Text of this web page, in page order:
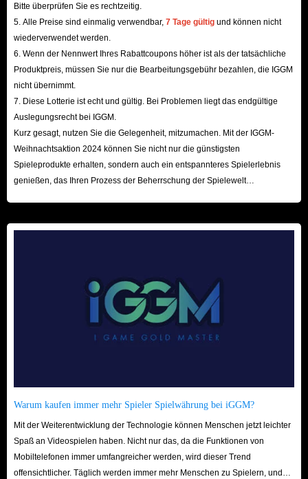
als besten Shop entscheiden. Könnten die hochwertigen Handelsdienste hier
also ein weiterer Grund für Sie sein? Hier wird Ihre Transaktionssicherheit
durch mehr als zehn sichere Zahlungsmethoden und autoritative
werden nicht weitergegeben.
Darüber hinaus bietet IGGM.com einen umfangreichen 24-Stunden-
Kundendienst, der alle Ihre Probleme löst. Da unser Kundendienst
professionell geschult ist, werden Ihre Bedürfnisse und Unklarheiten immer
von Anfang bis Ende reibungslos und angenehm ist.
sich für Arena Breakout Top Up entscheiden, und ist bestrebt, den
Erkundungsprozess jedes Arena Breakout-Spielers zu beschleunigen.
Zögern Sie also nicht, wir freuen uns auf Ihren Besuch hier!
Wählen Sie den Server (PC/IOS/Android-Plattformen) aus, auf dem Ihr
der benötigten Bonds aus. Wenn Sie mehrere Optionen benötigen,
Bitte überprüfen Sie es rechtzeitig.
5. Alle Preise sind einmalig verwendbar, 7 Tage gültig und können nicht
wiederverwendet werden.
6. Wenn der Nennwert Ihres Rabattcoupons höher ist als der tatsächliche
Produktpreis, müssen Sie nur die Bearbeitungsgebühr bezahlen, die IGGM
nicht übernimmt.
7. Diese Lotterie ist echt und gültig. Bei Problemen liegt das endgültige
Auslegungsrecht bei IGGM.
Kurz gesagt, nutzen Sie die Gelegenheit, mitzumachen. Mit der IGGM-
Weihnachtsaktion 2024 können Sie nicht nur die günstigsten
Spieleprodukte erhalten, sondern auch ein entspannteres Spielerlebnis
genießen, das Ihren Prozess der Beherrschung der Spielewelt
Warum kaufen immer mehr Spieler Spielwährung bei iGGM?
Mit der Weiterentwicklung der Technologie können Menschen jetzt leichter
Spaß an Videospielen haben. Nicht nur das, da die Funktionen von
Mobiltelefonen immer umfangreicher werden, wird dieser Trend
offensichtlicher. Täglich werden immer mehr Menschen zu Spielern, und